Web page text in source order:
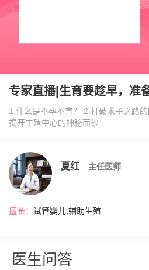
专家直播|生育要趁早，准
1.什么是不孕不育？ 2.打破求子之路
揭开生殖中心的神秘面纱！
夏红 主任医师
擅长： 试管婴儿,辅助生殖
医生问答